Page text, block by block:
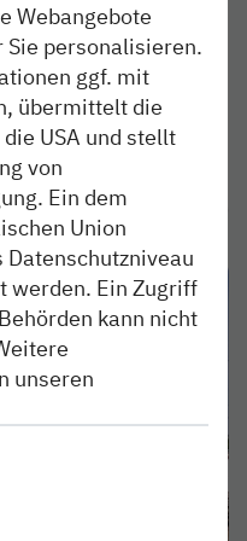
als
und stell unsere
auf den Prüfstand.
Webangebote
personalisieren.
ggf. mit
übermittelt die
USA und stellt
von
Ein dem
Union
werden. Ein Zugriff
kann nicht
unseren